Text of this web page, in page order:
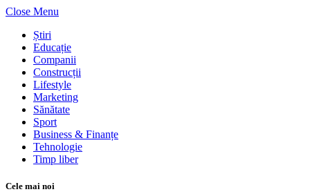
Close Menu
Știri
Educație
Companii
Construcții
Lifestyle
Marketing
Sănătate
Sport
Business & Finanțe
Tehnologie
Timp liber
Cele mai noi